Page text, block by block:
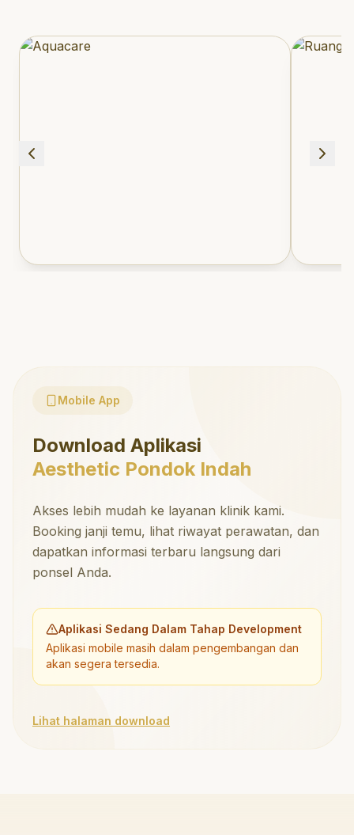
Mobile App
Download Aplikasi
Aesthetic Pondok Indah
Akses lebih mudah ke layanan klinik kami.
Booking janji temu, lihat riwayat perawatan, dan
dapatkan informasi terbaru langsung dari
ponsel Anda.
Aplikasi Sedang Dalam Tahap Development
Aplikasi mobile masih dalam pengembangan dan
akan segera tersedia.
Lihat halaman download